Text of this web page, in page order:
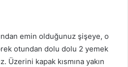
emin olduğunuz şişeye, o
otundan dolu dolu 2 yemek
Üzerini kapak kısmına yakın